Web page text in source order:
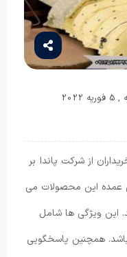
از شرکت پاندا بر
عمده این محصولات می
این ویژگی ها شامل
همچنین پاسخگویی